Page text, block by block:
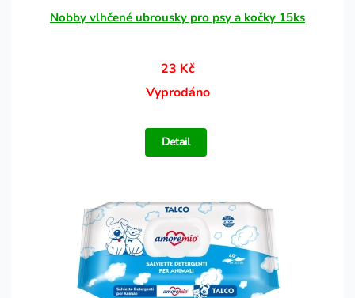
Nobby vlhčené ubrousky pro psy a kočky 15ks
23 Kč
Vyprodáno
Detail